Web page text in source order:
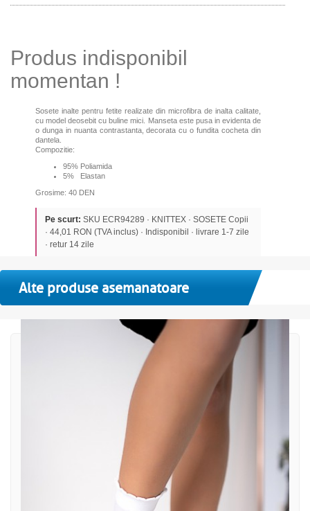
Produs indisponibil
momentan !
Sosete inalte pentru fetite realizate din microfibra de inalta calitate,
cu model deosebit cu buline mici. Manseta este pusa in evidenta de
o dunga in nuanta contrastanta, decorata cu o fundita cocheta din
dantela.
Compozitie:
95% Poliamida
5% Elastan
Grosime: 40 DEN
Pe scurt: SKU ECR94289 · KNITTEX · SOSETE Copii
· 44,01 RON (TVA inclus) · Indisponibil · livrare 1-7 zile
· retur 14 zile
Alte produse asemanatoare